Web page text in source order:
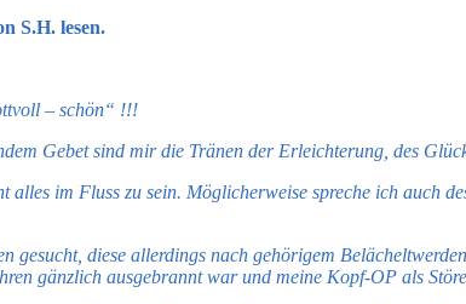
S.H. lesen.
– schön“ !!!
Gebet sind mir die Tränen der Erleichterung, des
im Fluss zu sein. Möglicherweise spreche ich auch
gesucht, diese allerdings nach gehörigem
gänzlich ausgebrannt war und meine Kopf-OP als